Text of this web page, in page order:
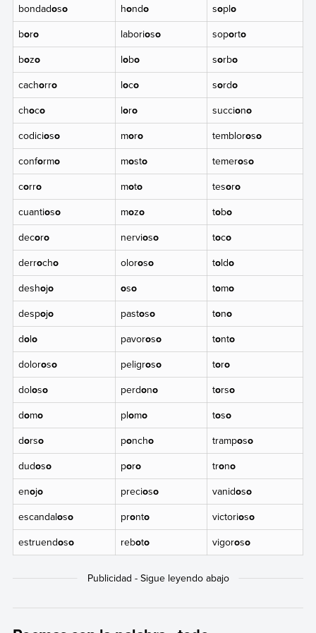
bondadoso hondo soplo
boro laborioso soporto
bozo lobo sorbo
cachorro loco sordo
choco loro succiono
codicioso moro tembloroso
conformo mosto temeroso
corro moto tesoro
cuantioso mozo tobo
decoro nervioso toco
derrocho oloroso toldo
deshojo oso tomo
despojo pastoso tono
dolo pavoroso tonto
doloroso peligroso toro
doloso perdono torso
domo plomo toso
dorso poncho tramposo
dudoso poro trono
enojo precioso vanidoso
escandaloso pronto victorioso
estruendoso reboto vigoroso